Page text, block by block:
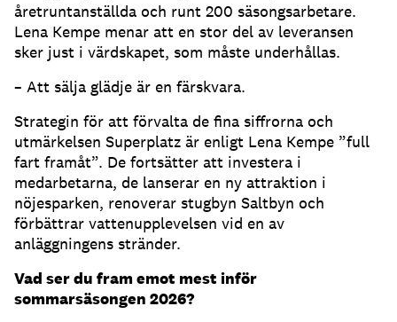
åretruntanställda och runt 200 säsongsarbetare.
Lena Kempe menar att en stor del av leveransen
sker just i värdskapet, som måste underhållas.
– Att sälja glädje är en färskvara.
Strategin för att förvalta de fina siffrorna och
utmärkelsen Superplatz är enligt Lena Kempe ”full
fart framåt”. De fortsätter att investera i
medarbetarna, de lanserar en ny attraktion i
nöjesparken, renoverar stugbyn Saltbyn och
förbättrar vattenupplevelsen vid en av
anläggningens stränder.
Vad ser du fram emot mest inför
sommarsäsongen 2026?